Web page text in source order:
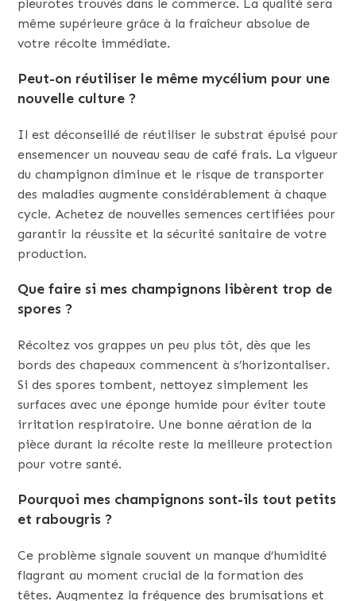
pleurotes trouvés dans le commerce. La qualité sera
même supérieure grâce à la fraîcheur absolue de
votre récolte immédiate.
Peut-on réutiliser le même mycélium pour une
nouvelle culture ?
Il est déconseillé de réutiliser le substrat épuisé pour
ensemencer un nouveau seau de café frais. La vigueur
du champignon diminue et le risque de transporter
des maladies augmente considérablement à chaque
cycle. Achetez de nouvelles semences certifiées pour
garantir la réussite et la sécurité sanitaire de votre
production.
Que faire si mes champignons libèrent trop de
spores ?
Récoltez vos grappes un peu plus tôt, dès que les
bords des chapeaux commencent à s’horizontaliser.
Si des spores tombent, nettoyez simplement les
surfaces avec une éponge humide pour éviter toute
irritation respiratoire. Une bonne aération de la
pièce durant la récolte reste la meilleure protection
pour votre santé.
Pourquoi mes champignons sont-ils tout petits
et rabougris ?
Ce problème signale souvent un manque d’humidité
flagrant au moment crucial de la formation des
têtes. Augmentez la fréquence des brumisations et